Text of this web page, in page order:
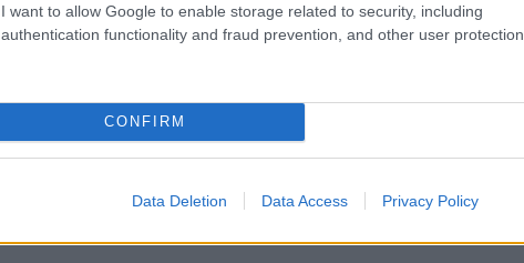
I want to allow Google to enable storage related to security, including
authentication functionality and fraud prevention, and other user protection.
CONFIRM
Data Deletion Data Access Privacy Policy